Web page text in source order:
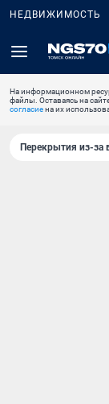
НЕДВИЖИМОСТЬ
На информационном
файлы. Оставаясь на
согласиена их
Перекрытия из-за